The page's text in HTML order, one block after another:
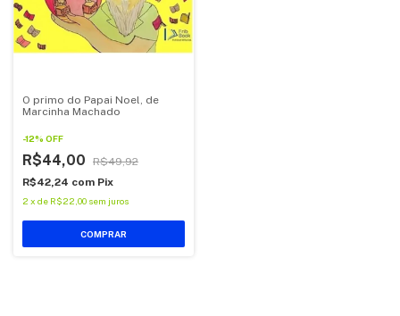
O primo do Papai Noel, de
Marcinha Machado
-12% OFF
R$44,00
R$49,92
R$42,24 com Pix
2 x de R$22,00 sem juros